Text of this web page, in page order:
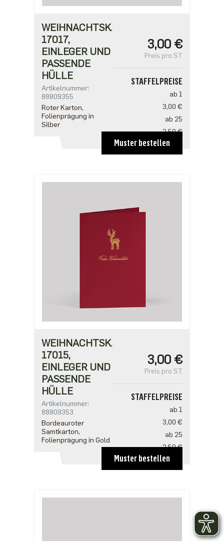
WEIHNACHTSKARTE
17017,
EINLEGER UND
PASSENDE
HÜLLE
Artikelnummer:
88809355
Roter Karton,
Folienprägung in
Silber
3,00 €
Preis pro ST
STAFFELPREISE
ab 1
3,00 €
ab 25
2,50 €
ab 100
2,18 €
1,91 €
Muster bestellen
WEIHNACHTSKARTE
17015,
EINLEGER UND
PASSENDE
HÜLLE
Artikelnummer:
88809353
Bordeauroter
Samtkarton,
Folienprägung in Gold
3,00 €
Preis pro ST
STAFFELPREISE
ab 1
3,00 €
ab 25
2,50 €
ab 100
2,18 €
1,91 €
Muster bestellen